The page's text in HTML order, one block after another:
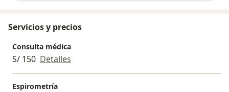
Servicios y precios
Consulta médica
S/ 150 Detalles
Espirometría